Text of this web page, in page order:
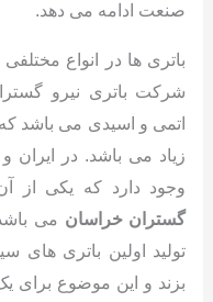
صنعت ادامه می دهد.
باتری ها در انواع
شرکت باتری نیرو
اتمی و اسیدی می باشد
زیاد می باشد. در ایران
وجود دارد که یکی از
گستران خراسان می
تولید اولین باتری های
بزند و این موضوع برای